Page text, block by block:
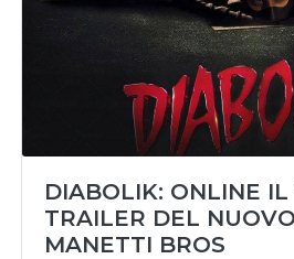
DIABOLIK: ONLINE IL
TRAILER DEL
MANETTI BROS